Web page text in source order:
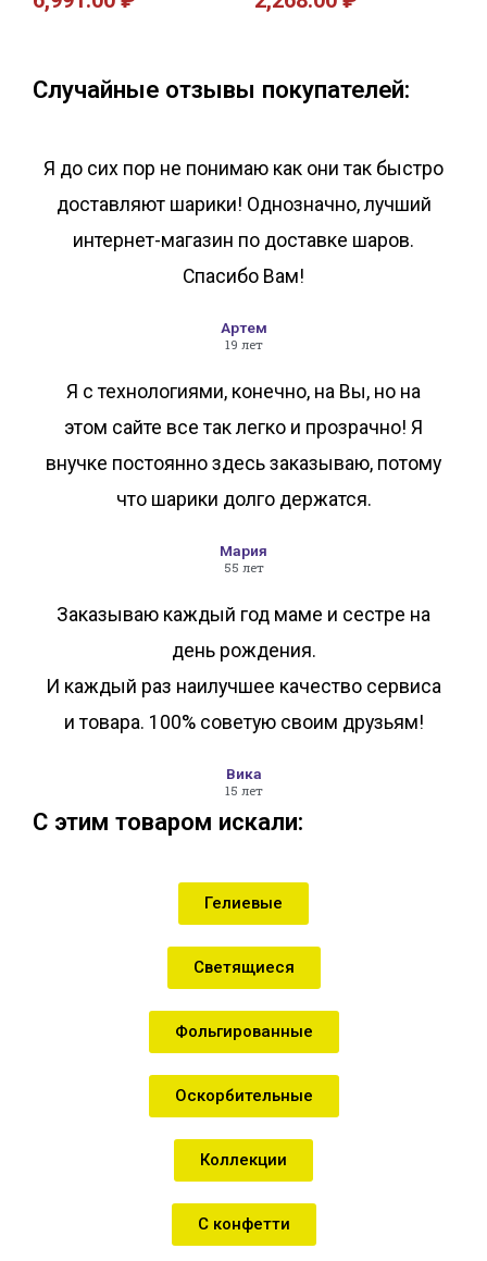
Случайные отзывы покупателей:
Я до сих пор не понимаю как они так быстро
доставляют шарики! Однозначно, лучший
интернет-магазин по доставке шаров.
Спасибо Вам!
Артем
19 лет
Я с технологиями, конечно, на Вы, но на
этом сайте все так легко и прозрачно! Я
внучке постоянно здесь заказываю, потому
что шарики долго держатся.
Мария
55 лет
Заказываю каждый год маме и сестре на
день рождения.
И каждый раз наилучшее качество сервиса
и товара. 100% советую своим друзьям!
Вика
15 лет
С этим товаром искали:
Гелиевые
Светящиеся
Фольгированные
Оскорбительные
Коллекции
С конфетти